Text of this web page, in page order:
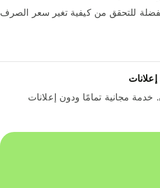
للتحقق من كيفية تغير سعر الصرف
مجانية تمامًا ودون إعلانات